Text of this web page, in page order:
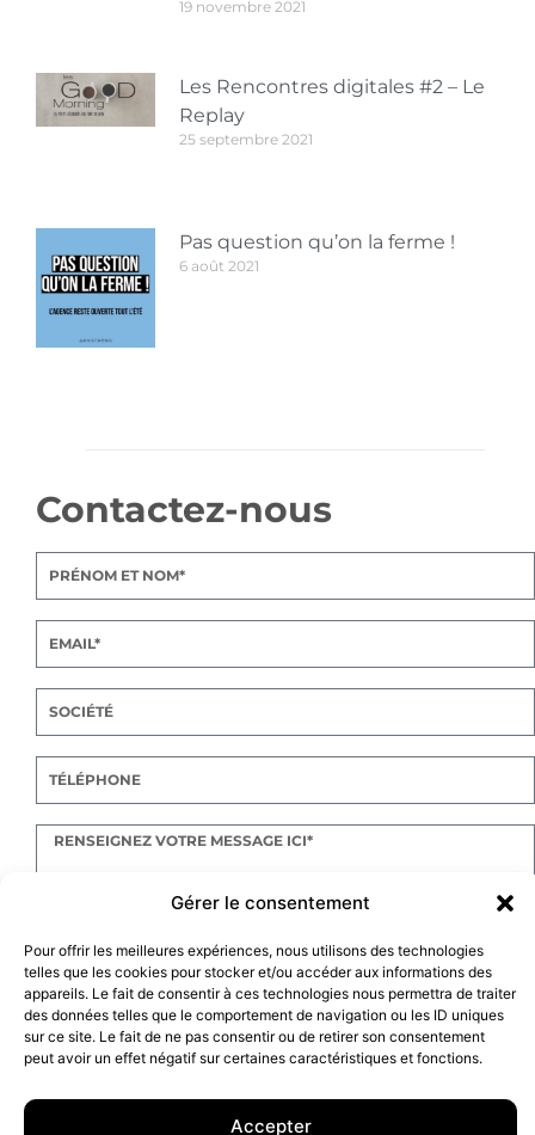
Gérer le consentement
Pour offrir les meilleures expériences, nous utilisons des technologies
telles que les cookies pour stocker et/ou accéder aux informations des
appareils. Le fait de consentir à ces technologies nous permettra de traiter
des données telles que le comportement de navigation ou les ID uniques
sur ce site. Le fait de ne pas consentir ou de retirer son consentement
peut avoir un effet négatif sur certaines caractéristiques et fonctions.
Accepter
19 novembre 2021
Les Rencontres digitales #2 – Le
Replay
25 septembre 2021
Pas question qu’on la ferme !
6 août 2021
Contactez-nous
ENVOYER
Données Personnelles